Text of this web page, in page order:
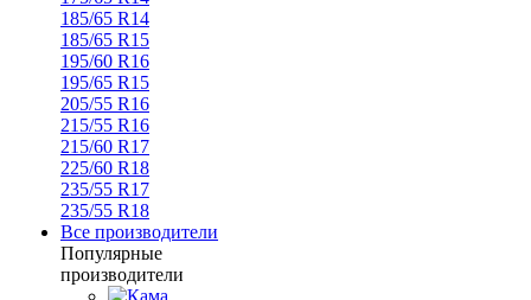
185/65 R14
185/65 R15
195/60 R16
195/65 R15
205/55 R16
215/55 R16
215/60 R17
225/60 R18
235/55 R17
235/55 R18
Все производители
Популярные
производители